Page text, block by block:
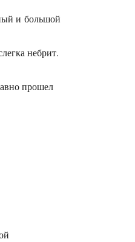
и большой
небрит.
прошел